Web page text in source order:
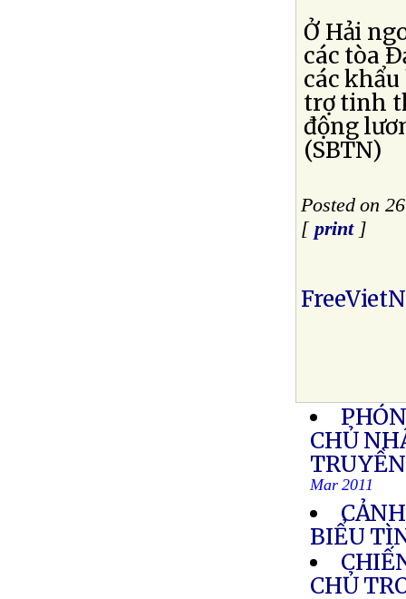
Ở Hải
các tòa
các
trợ tinh
động
(SBTN)
Posted on
[ print]
CHỦ
Mar 2011
BIỂU
CHỦ